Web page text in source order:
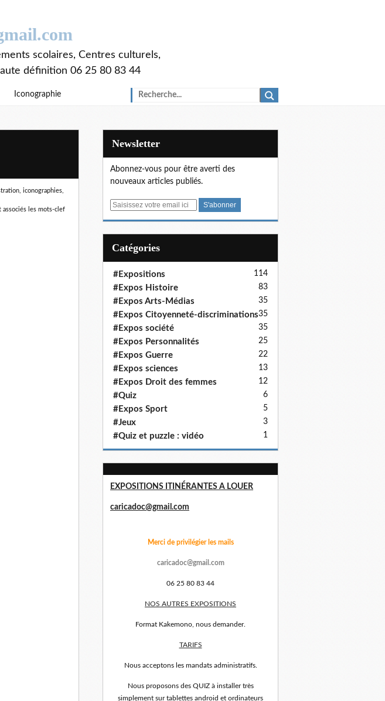
scolaires, Centres culturels,
définition 06 25 80 83 44
Iconographie
iconographies,
associés les mots-clef
Newsletter
Abonnez-vous pour être averti des
nouveaux articles publiés.
E
Catégories
#Expositions 114
#Expos Histoire 83
#Expos Arts-Médias 35
#Expos Citoyenneté-discriminations35
#Expos société 35
#Expos Personnalités 25
#Expos Guerre 22
#Expos sciences 13
#Expos Droit des femmes 12
#Quiz 6
#Expos Sport 5
#Jeux 3
#Quiz et puzzle : vidéo 1
EXPOSITIONS ITINÉRANTES A LOUER
caricadoc@gmail.com
Merci de privilégier les mails
caricadoc@gmail.com
06 25 80 83 44
NOS AUTRES EXPOSITIONS
Format Kakemono, nous demander.
TARIFS
Nous acceptons les mandats administratifs.
Nous proposons des QUIZ à installer très
simplement sur tablettes android et ordinateurs